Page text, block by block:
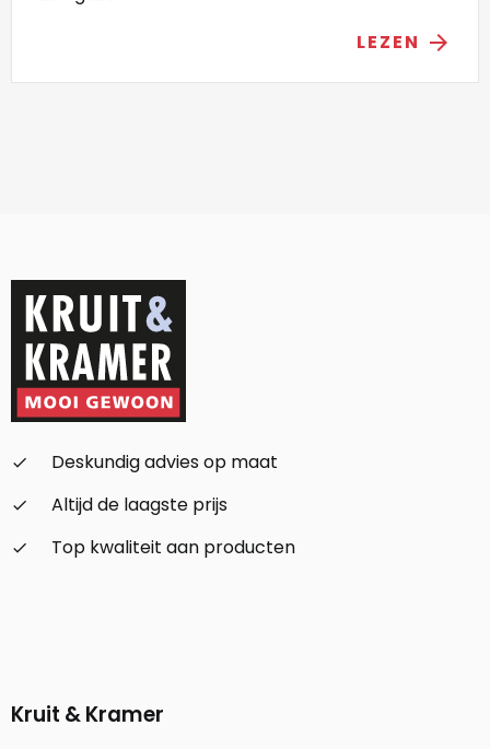
LEZEN arrow_forward
check_small
Deskundig advies op maat
check_small
Altijd de laagste prijs
check_small
Top kwaliteit aan producten
Kruit & Kramer